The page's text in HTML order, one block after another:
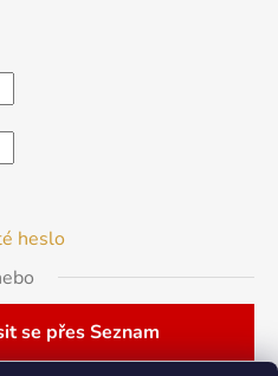
heslo
se přes Seznam